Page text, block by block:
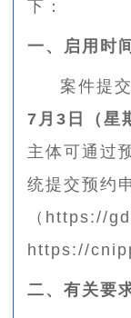
下：
一、启用时间
案件提
7月3日（星
主体可通过
统提交预约
（https://
https://
二、有关要